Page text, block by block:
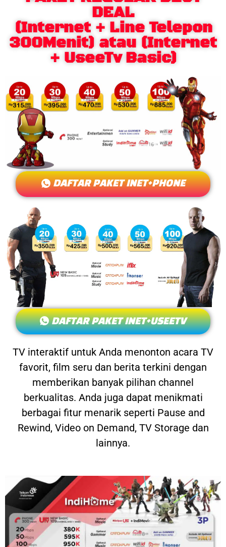
DEAL
(Internet + Line Telepon
300Menit) atau (Internet
+ UseeTv Basic)
DAFTAR PAKET INET+PHONE
DAFTAR PAKET INET+USEETV
TV interaktif untuk Anda menonton acara TV
favorit, film seru dan berita terkini dengan
memberikan banyak pilihan channel
berkualitas. Anda juga dapat menikmati
berbagai fitur menarik seperti Pause and
Rewind, Video on Demand, TV Storage dan
lainnya.